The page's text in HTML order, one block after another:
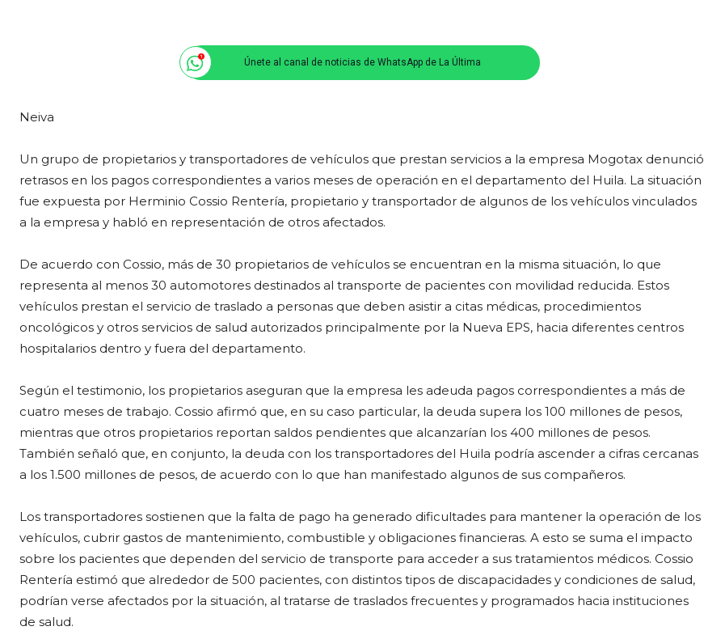
Únete al canal de noticias de WhatsApp de La Última
Neiva
Un grupo de propietarios y transportadores de vehículos que prestan servicios a la empresa Mogotax denunció
retrasos en los pagos correspondientes a varios meses de operación en el departamento del Huila. La situación
fue expuesta por Herminio Cossio Rentería, propietario y transportador de algunos de los vehículos vinculados
a la empresa y habló en representación de otros afectados.
De acuerdo con Cossio, más de 30 propietarios de vehículos se encuentran en la misma situación, lo que
representa al menos 30 automotores destinados al transporte de pacientes con movilidad reducida. Estos
vehículos prestan el servicio de traslado a personas que deben asistir a citas médicas, procedimientos
oncológicos y otros servicios de salud autorizados principalmente por la Nueva EPS, hacia diferentes centros
hospitalarios dentro y fuera del departamento.
Según el testimonio, los propietarios aseguran que la empresa les adeuda pagos correspondientes a más de
cuatro meses de trabajo. Cossio afirmó que, en su caso particular, la deuda supera los 100 millones de pesos,
mientras que otros propietarios reportan saldos pendientes que alcanzarían los 400 millones de pesos.
También señaló que, en conjunto, la deuda con los transportadores del Huila podría ascender a cifras cercanas
a los 1.500 millones de pesos, de acuerdo con lo que han manifestado algunos de sus compañeros.
Los transportadores sostienen que la falta de pago ha generado dificultades para mantener la operación de los
vehículos, cubrir gastos de mantenimiento, combustible y obligaciones financieras. A esto se suma el impacto
sobre los pacientes que dependen del servicio de transporte para acceder a sus tratamientos médicos. Cossio
Rentería estimó que alrededor de 500 pacientes, con distintos tipos de discapacidades y condiciones de salud,
podrían verse afectados por la situación, al tratarse de traslados frecuentes y programados hacia instituciones
de salud.